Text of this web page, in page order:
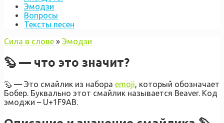
Эмодзи
Вопросы
Тексты песен
Сила в слове » Эмодзи
🦫 — что это значит?
🦫 — Это смайлик из набора emoji, который обозначает
Бобер. Буквально этот смайлик называется Beaver. Код
эмоджи – U+1F9AB.